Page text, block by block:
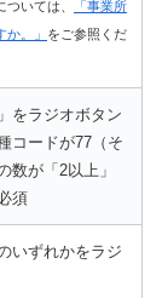
いては、
「事業所
。」 をご参照くだ
をラジオボタン
コードが77（そ
数が「2以上」
須
いずれかをラジ